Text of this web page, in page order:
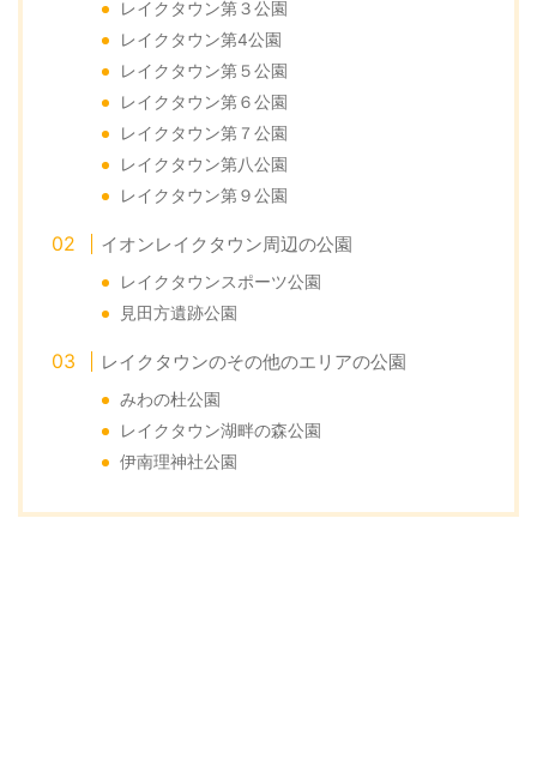
レイクタウン第３公園
レイクタウン第4公園
レイクタウン第５公園
レイクタウン第６公園
レイクタウン第７公園
レイクタウン第八公園
レイクタウン第９公園
イオンレイクタウン周辺の公園
レイクタウンスポーツ公園
見田方遺跡公園
レイクタウンのその他のエリアの公園
みわの杜公園
レイクタウン湖畔の森公園
伊南理神社公園